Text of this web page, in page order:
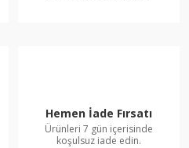
Hemen İade Fırsatı
Ürünleri 7 gün içerisinde
koşulsuz iade edin.